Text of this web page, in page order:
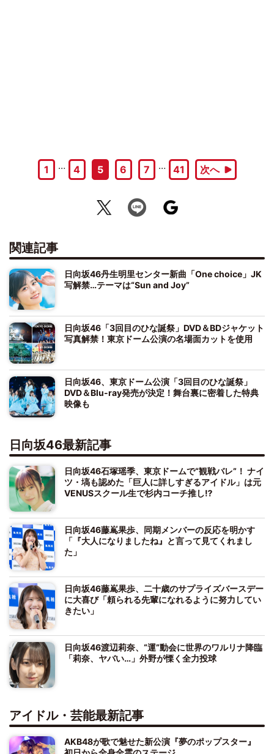
1 … 4 5 6 7 … 41 次へ
関連記事
日向坂46丹生明里センター新曲「One choice」JK
写解禁…テーマは“Sun and Joy”
日向坂46「3回目のひな誕祭」DVD＆BDジャケット
写真解禁！東京ドーム公演の名場面カットを使用
日向坂46、東京ドーム公演「3回目のひな誕祭」
DVD＆Blu-ray発売が決定！舞台裏に密着した特典
映像も
日向坂46最新記事
日向坂46石塚瑶季、東京ドームで“観戦バレ”！ ナイ
ツ・塙も認めた「巨人に詳しすぎるアイドル」は元
VENUSスクール生で杉内コーチ推し⁉
日向坂46藤嶌果歩、同期メンバーの反応を明かす
「『大人になりましたね』と言って見てくれまし
た」
日向坂46藤嶌果歩、二十歳のサプライズバースデー
に大喜び「頼られる先輩になれるように努力してい
きたい」
日向坂46渡辺莉奈、“運”動会に世界のワルリナ降臨
「莉奈、ヤバい…」外野が慄く全力投球
アイドル・芸能最新記事
AKB48が歌で魅せた新公演『夢のポップスター』